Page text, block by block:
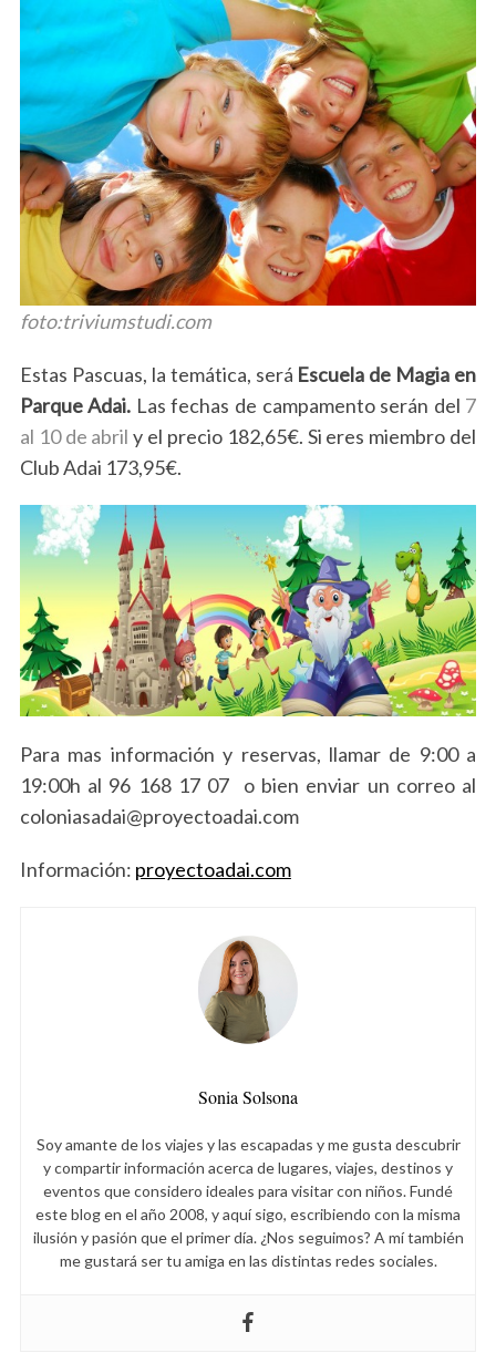
foto:triviumstudi.com
Estas Pascuas, la temática, será Escuela de Magia en
Parque Adai. Las fechas de campamento serán del 7
al 10 de abril y el precio 182,65€. Si eres miembro del
Club Adai 173,95€.
Para mas información y reservas, llamar de 9:00 a
19:00h al 96 168 17 07 o bien enviar un correo al
coloniasadai@proyectoadai.com
Información: proyectoadai.com
Sonia Solsona
Soy amante de los viajes y las escapadas y me gusta descubrir
y compartir información acerca de lugares, viajes, destinos y
eventos que considero ideales para visitar con niños. Fundé
este blog en el año 2008, y aquí sigo, escribiendo con la misma
ilusión y pasión que el primer día. ¿Nos seguimos? A mí también
me gustará ser tu amiga en las distintas redes sociales.
f
o
r
: